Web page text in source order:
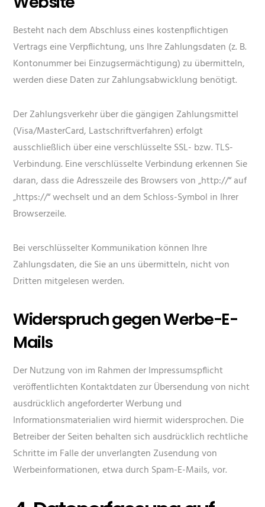
Besteht nach dem Abschluss eines kostenpflichtigen
Vertrags eine Verpflichtung, uns Ihre Zahlungsdaten (z. B.
Kontonummer bei Einzugsermächtigung) zu übermitteln,
werden diese Daten zur Zahlungsabwicklung benötigt.
Der Zahlungsverkehr über die gängigen Zahlungsmittel
(Visa/MasterCard, Lastschriftverfahren) erfolgt
ausschließlich über eine verschlüsselte SSL- bzw. TLS-
Verbindung. Eine verschlüsselte Verbindung erkennen Sie
daran, dass die Adresszeile des Browsers von „http://“ auf
„https://“ wechselt und an dem Schloss-Symbol in Ihrer
Browserzeile.
Bei verschlüsselter Kommunikation können Ihre
Zahlungsdaten, die Sie an uns übermitteln, nicht von
Dritten mitgelesen werden.
Widerspruch gegen Werbe-E-
Mails
Der Nutzung von im Rahmen der Impressumspflicht
veröffentlichten Kontaktdaten zur Übersendung von nicht
ausdrücklich angeforderter Werbung und
Informationsmaterialien wird hiermit widersprochen. Die
Betreiber der Seiten behalten sich ausdrücklich rechtliche
Schritte im Falle der unverlangten Zusendung von
Werbeinformationen, etwa durch Spam-E-Mails, vor.